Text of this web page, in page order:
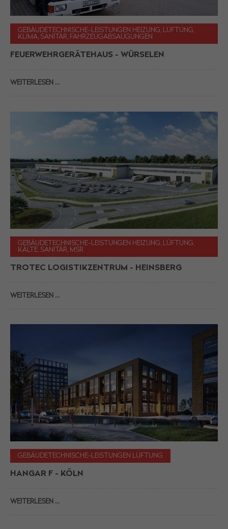
GEBÄUDETECHNISCHE-LEISTUNGEN HEIZUNG, LÜFTUNG,
KLIMA, SANITÄR, FAHRZEUGABSAUGUNGEN
FEUERWEHRGERÄTEHAUS - WÜRSELEN
WEITERLESEN …
GEBÄUDETECHNISCHE-LEISTUNGEN HEIZUNG, LÜFTUNG,
KÄLTE, SANITÄR, MSR
TROTEC LOGISTIKZENTRUM - HEINSBERG
WEITERLESEN …
GEBÄUDETECHNISCHE-LEISTUNGEN LÜFTUNG
HANGAR F - KÖLN
WEITERLESEN …